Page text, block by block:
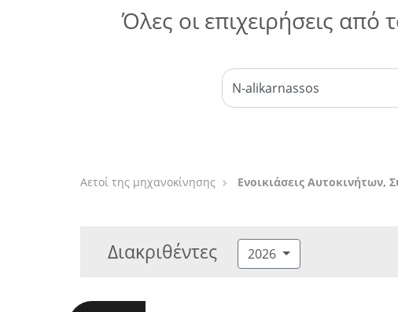
Όλες οι επιχειρήσεις
Αετοί της μηχανοκίνησης Ενοικιάσεις Αυτοκινήτων,
Διακριθέντες 2026